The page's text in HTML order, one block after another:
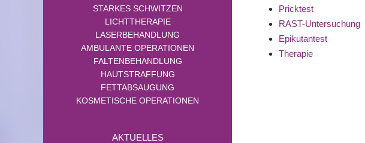
STARKES SCHWITZEN
LICHTTHERAPIE
LASERBEHANDLUNG
AMBULANTE OPERATIONEN
FALTENBEHANDLUNG
HAUTSTRAFFUNG
FETTABSAUGUNG
KOSMETISCHE OPERATIONEN
AKTUELLES
Pricktest
RAST-Untersuchung
Epikutantest
Therapie